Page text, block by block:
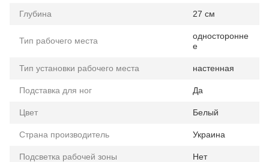
Глубина 27 см
Тип рабочего места
односторонне
е
Тип установки рабочего места настенная
Подставка для ног Да
Цвет Белый
Страна производитель Украина
Подсветка рабочей зоны Нет